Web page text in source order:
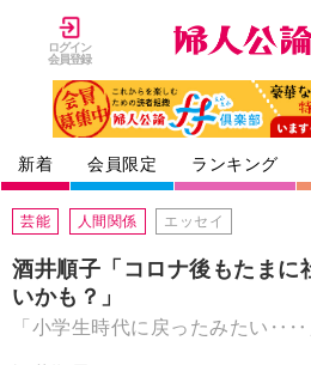
ログイン
会員登録
新着 会員限定 ランキング
芸能 人間関係 エッセイ
酒井順子「コロナ後もたまに
いかも？」
「小学生時代に戻ったみたい‥‥